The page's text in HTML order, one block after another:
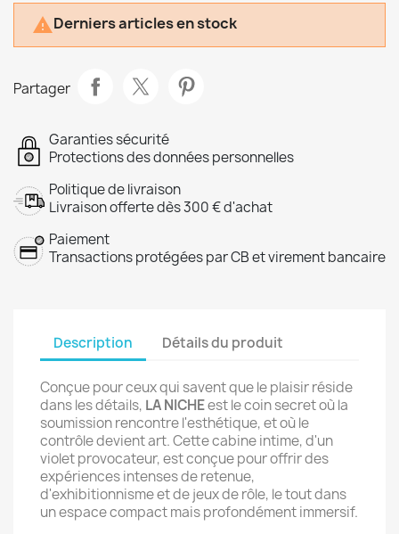
Derniers articles en stock
Partager
Garanties sécurité
Protections des données personnelles
Politique de livraison
Livraison offerte dès 300 € d'achat
Paiement
Transactions protégées par CB et virement bancaire
Description Détails du produit
Conçue pour ceux qui savent que le plaisir réside
dans les détails, LA NICHEest le coin secret où la
soumission rencontre l'esthétique, et où le
contrôle devient art. Cette cabine intime, d'un
violet provocateur, est conçue pour offrir des
expériences intenses de retenue,
d'exhibitionnisme et de jeux de rôle, le tout dans
un espace compact mais profondément immersif.